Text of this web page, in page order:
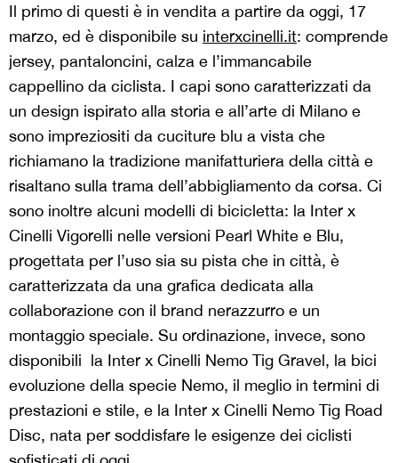
Il primo di questi è in vendita a partire da oggi, 17
marzo, ed è disponibile su interxcinelli.it: comprende
jersey, pantaloncini, calza e l’immancabile
cappellino da ciclista. I capi sono caratterizzati da
un design ispirato alla storia e all’arte di Milano e
sono impreziositi da cuciture blu a vista che
richiamano la tradizione manifatturiera della città e
risaltano sulla trama dell’abbigliamento da corsa. Ci
sono inoltre alcuni modelli di bicicletta: la Inter x
Cinelli Vigorelli nelle versioni Pearl White e Blu,
progettata per l’uso sia su pista che in città, è
caratterizzata da una grafica dedicata alla
collaborazione con il brand nerazzurro e un
montaggio speciale. Su ordinazione, invece, sono
disponibili la Inter x Cinelli Nemo Tig Gravel, la bici
evoluzione della specie Nemo, il meglio in termini di
prestazioni e stile, e la Inter x Cinelli Nemo Tig Road
Disc, nata per soddisfare le esigenze dei ciclisti